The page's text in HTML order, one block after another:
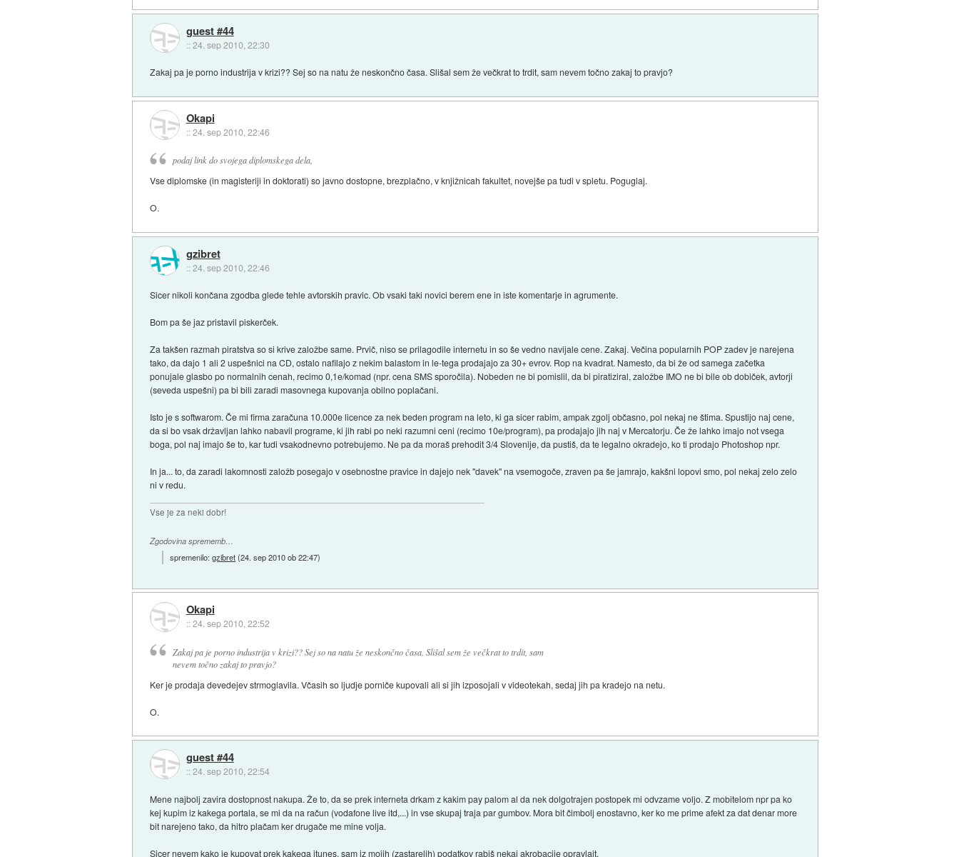
guest #44
::24. sep 2010, 22:30
Zakaj pa je porno industrija v krizi?? Sej so na natu že neskončno časa. Slišal sem že večkrat to trdit, sam nevem točno zakaj to pravjo?
Okapi
::24. sep 2010, 22:46
podaj link do svojega diplomskega dela,
Vse diplomske (in magisteriji in doktorati) so javno dostopne, brezplačno, v knjižnicah fakultet, novejše pa tudi v spletu. Poguglaj.
O.
gzibret
::24. sep 2010, 22:46
Sicer nikoli končana zgodba glede tehle avtorskih pravic. Ob vsaki taki novici berem ene in iste komentarje in agrumente.
Bom pa še jaz pristavil piskerček.
Za takšen razmah piratstva so si krive založbe same. Prvič, niso se prilagodile internetu in so še vedno navijale cene. Zakaj. Večina popularnih POP zadev je narejena
tako, da dajo 1 ali 2 uspešnici na CD, ostalo nafilajo z nekim balastom in le-tega prodajajo za 30+ evrov. Rop na kvadrat. Namesto, da bi že od samega začetka
ponujale glasbo po normalnih cenah, recimo 0,1e/komad (npr. cena SMS sporočila). Nobeden ne bi pomislil, da bi piratiziral, založbe IMO ne bi bile ob dobiček, avtorji
(seveda uspešni) pa bi bili zaradi masovnega kupovanja obilno poplačani.
Isto je s softwarom. Če mi firma zaračuna 10.000e licence za nek beden program na leto, ki ga sicer rabim, ampak zgolj občasno, pol nekaj ne štima. Spustijo naj cene,
da si bo vsak državljan lahko nabavil programe, ki jih rabi po neki razumni ceni (recimo 10e/program), pa prodajajo jih naj v Mercatorju. Če že lahko imajo not vsega
boga, pol naj imajo še to, kar tudi vsakodnevno potrebujemo. Ne pa da moraš prehodit 3/4 Slovenije, da pustiš, da te legalno okradejo, ko ti prodajo Photoshop npr.
In ja... to, da zaradi lakomnosti založb posegajo v osebnostne pravice in dajejo nek "davek" na vsemogoče, zraven pa še jamrajo, kakšni lopovi smo, pol nekaj zelo zelo
ni v redu.
Vse je za neki dobr!
Zgodovina sprememb…
spremenilo:gzibret(24. sep 2010 ob 22:47)
Okapi
::24. sep 2010, 22:52
Zakaj pa je porno industrija v krizi?? Sej so na natu že neskončno časa. Slišal sem že večkrat to trdit, sam
nevem točno zakaj to pravjo?
Ker je prodaja devedejev strmoglavila. Včasih so ljudje porniče kupovali ali si jih izposojali v videotekah, sedaj jih pa kradejo na netu.
O.
guest #44
::24. sep 2010, 22:54
Mene najbolj zavira dostopnost nakupa. Že to, da se prek interneta drkam z kakim pay palom al da nek dolgotrajen postopek mi odvzame voljo. Z mobitelom npr pa ko
kej kupim iz kakega portala, se mi da na račun (vodafone live itd,...) in vse skupaj traja par gumbov. Mora bit čimbolj enostavno, ker ko me prime afekt za dat denar more
bit narejeno tako, da hitro plačam ker drugače me mine volja.
Sicer nevem kako je kupovat prek kakega itunes, sam iz mojih (zastarelih) podatkov rabiš nekaj akrobacije opravlajt.